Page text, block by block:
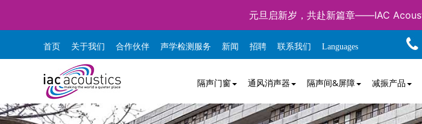
元旦启新岁，共赴新篇章——IAC
首页 关于我们 合作伙伴 声学检测服务 新闻 招聘 联系我们 Languages
隔声门窗 通风消声器 隔声间&屏障 减振产品